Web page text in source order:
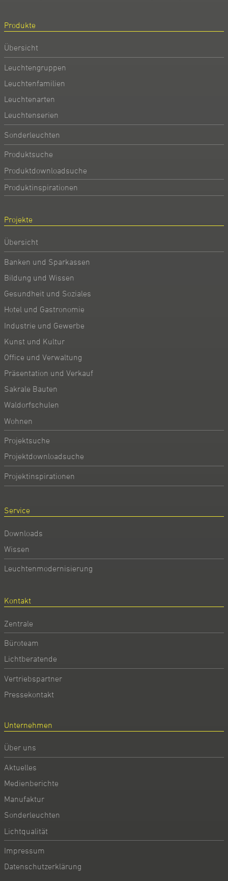
Produkte
Übersicht
Leuchtengruppen
Leuchtenfamilien
Leuchtenarten
Leuchtenserien
Sonderleuchten
Produktsuche
Produktdownloadsuche
Produktinspirationen
Projekte
Übersicht
Banken und Sparkassen
Bildung und Wissen
Gesundheit und Soziales
Hotel und Gastronomie
Industrie und Gewerbe
Kunst und Kultur
Office und Verwaltung
Präsentation und Verkauf
Sakrale Bauten
Waldorfschulen
Wohnen
Projektsuche
Projektdownloadsuche
Projektinspirationen
Service
Downloads
Wissen
Leuchtenmodernisierung
Kontakt
Zentrale
Büroteam
Lichtberatende
Vertriebspartner
Pressekontakt
Unternehmen
Über uns
Aktuelles
Medienberichte
Manufaktur
Sonderleuchten
Lichtqualität
Impressum
Datenschutzerklärung